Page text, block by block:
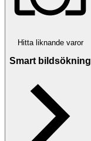
Hitta liknande varor
Smart bildsökning